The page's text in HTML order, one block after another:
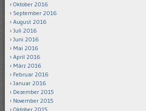
Oktober 2016
September 2016
August 2016
Juli 2016
Juni 2016
Mai 2016
April 2016
März 2016
Februar 2016
Januar 2016
Dezember 2015
November 2015
Oktober 2015